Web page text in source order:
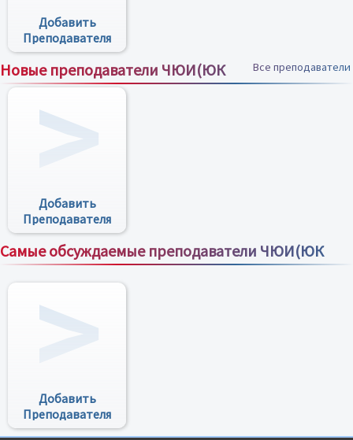
Добавить
Преподавателя
Новые преподаватели ЧЮИ(ЮК Все преподаватели
Добавить
Преподавателя
Самые обсуждаемые преподаватели ЧЮИ(ЮК
Все преподаватели
Добавить
Преподавателя